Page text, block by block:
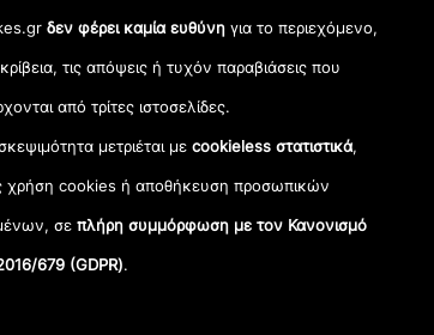
δεν φέρει καμία ευθύνη για το περιεχόμενο,
τις απόψεις ή τυχόν παραβιάσεις που
από τρίτες ιστοσελίδες.
μετριέται μεcookieless στατιστικά,
χρήση cookies ή αποθήκευση προσωπικών
σεπλήρη συμμόρφωση με τον Κανονισμό
679 (GDPR).